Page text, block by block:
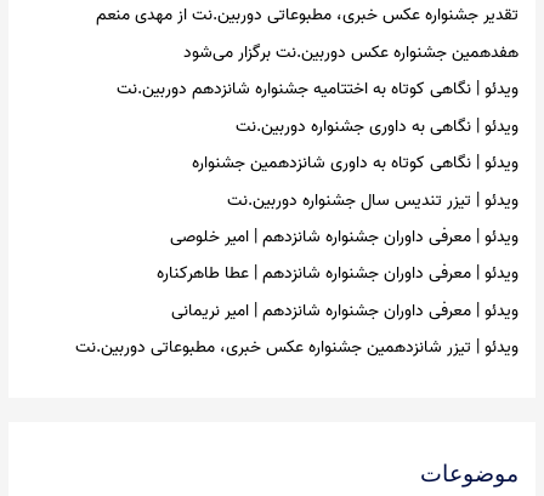
o
r
:
تقدیر جشنواره عکس خبری، مطبوعاتی دوربین.نت از مهدی منعم
هفدهمین جشنواره عکس دوربین.نت برگزار می‌شود
ویدئو | نگاهی کوتاه به اختتامیه جشنواره شانزدهم دوربین.نت
ویدئو | نگاهی به داوری جشنواره دوربین.نت
ویدئو | نگاهی کوتاه به داوری شانزدهمین جشنواره
ویدئو | تیزر تندیس سال جشنواره دوربین.نت
ویدئو | معرفی داوران جشنواره شانزدهم | امیر خلوصی
ویدئو | معرفی داوران جشنواره شانزدهم | عطا طاهرکناره
ویدئو | معرفی داوران جشنواره شانزدهم | امیر نریمانی
ویدئو | تیزر شانزدهمین جشنواره عکس خبری، مطبوعاتی دوربین.نت
موضوعات